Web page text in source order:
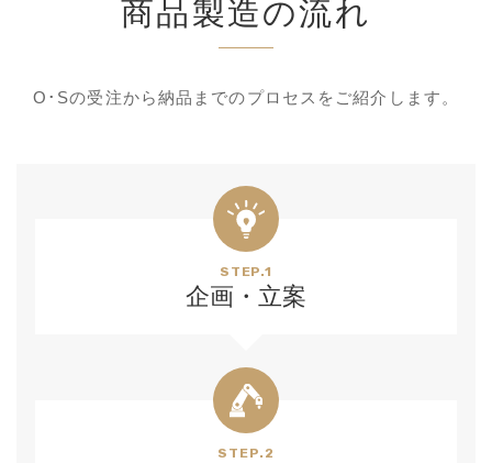
商品製造の流れ
O･Sの受注から納品までのプロセスをご紹介します。
STEP.1
企画・立案
STEP.2